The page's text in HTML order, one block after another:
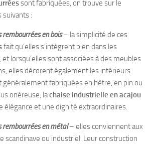
sont fabriquées, on trouve sur le
suivants :
rembourrées en bois– la simplicité de ces
fait qu’elles s’intègrent bien dans les
lorsqu’elles sont associées à des meubles
elles décorent également les intérieurs
généralement fabriquées en hêtre, en pin ou
onéreuse, lachaise industrielle en acajou
élégance et une dignité extraordinaires.
rembourrées en métal– elles conviennent aux
scandinave ou industriel. Leur construction